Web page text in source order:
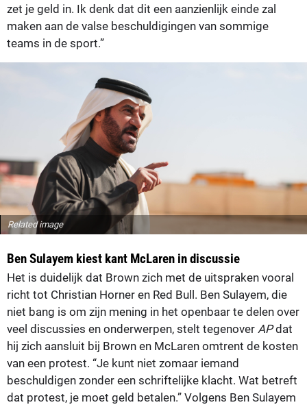
zet je geld in. Ik denk dat dit een aanzienlijk einde zal
maken aan de valse beschuldigingen van sommige
teams in de sport.”
Related image
Ben Sulayem kiest kant McLaren in discussie
Het is duidelijk dat Brown zich met de uitspraken vooral
richt tot Christian Horner en Red Bull. Ben Sulayem, die
niet bang is om zijn mening in het openbaar te delen over
veel discussies en onderwerpen, stelt tegenover APdat
hij zich aansluit bij Brown en McLaren omtrent de kosten
van een protest. “Je kunt niet zomaar iemand
beschuldigen zonder een schriftelijke klacht. Wat betreft
dat protest, je moet geld betalen.” Volgens Ben Sulayem